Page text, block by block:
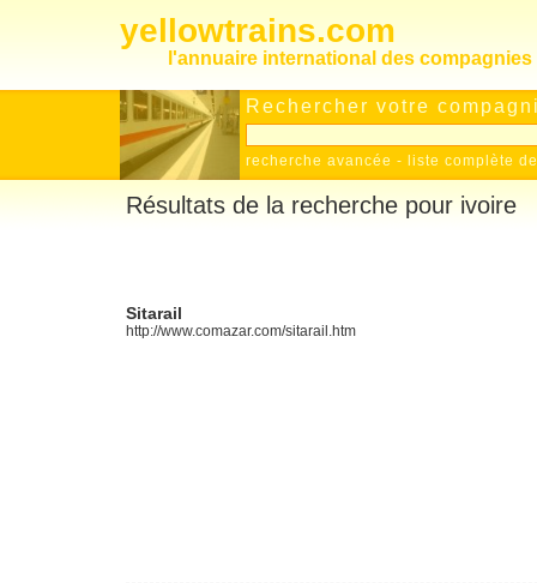
yellowtrains.com
l'annuaire international des
Rechercher votre
recherche avancée - liste complète
Résultats de la recherche pour ivoire
Sitarail
http://www.comazar.com/sitarail.htm